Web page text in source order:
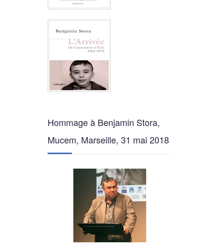
Hommage à Benjamin Stora,
Mucem, Marseille, 31 mai 2018